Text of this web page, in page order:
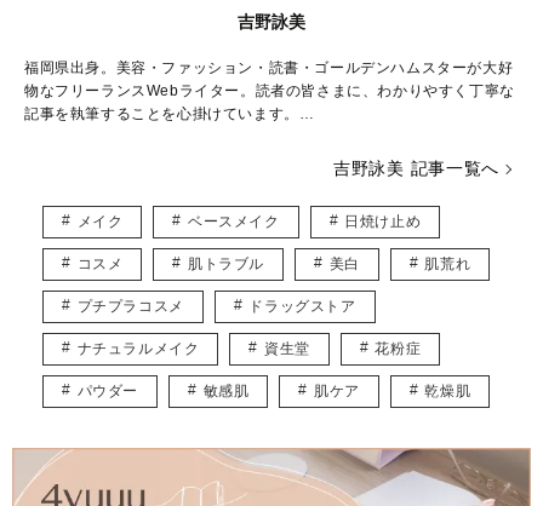
吉野詠美
福岡県出身。美容・ファッション・読書・ゴールデンハムスターが大好
物なフリーランスWebライター。読者の皆さまに、わかりやすく丁寧な
記事を執筆することを心掛けています。
日本コスメティック協会「コスメマイスター」「スキンケアマイスタ
▶︎▶︎ メンズスキンケア情報 ブログサイト
「メンズスキンケア学園」運営
https://mensskincaregakuen.com
▶︎▶︎ email
eimiyoshino8686@gmail.com
記事の内容または商品についてのご質問はお答えいたしかねます。
吉野詠美 記事一覧へ
メイク ベースメイク 日焼け止め
コスメ 肌トラブル 美白 肌荒れ
プチプラコスメ ドラッグストア
ナチュラルメイク 資生堂 花粉症
パウダー 敏感肌 肌ケア 乾燥肌